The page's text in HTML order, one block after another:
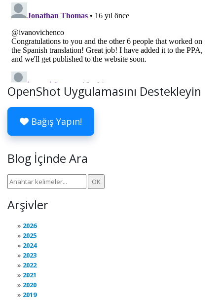
OpenShot Uygulamasını Destekleyin
Bağış Yapın!
Blog İçinde Ara
Arşivler
2026
2025
2024
2023
2022
2021
2020
2019